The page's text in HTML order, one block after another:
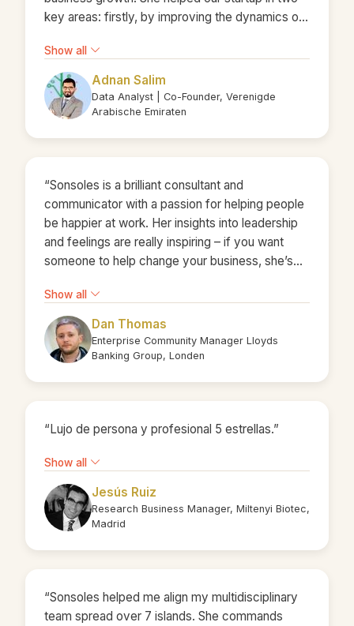
key areas: firstly, by improving the dynamics of
by refining our business model. Her prompt
advice to prioritize sales and hire a skilled
salesperson proved to be a game-changer for
our strategy. Sonsoles consistently
and directly applicable to the challenges at hand,
and it always makes sense. She is dedicated
and genuinely committed to the best interests of
those she advises, consistently going above
and beyond to maximize the impact of her
strategic insight, and genuine concern for
others' success sets her apart and makes her an
invaluable asset to any business venture."
Show all
Adnan Salim
Data Analyst | Co-Founder, Verenigde
Arabische Emiraten
“Sonsoles is a brilliant consultant and
communicator with a passion for helping people
be happier at work. Her insights into leadership
and feelings are really inspiring – if you want
someone to help change your business, she’s
Show all
Dan Thomas
Enterprise Community Manager Lloyds
Banking Group, Londen
“Lujo de persona y profesional 5 estrellas.”
Show all
Jesús Ruiz
Research Business Manager, Miltenyi Biotec,
Madrid
“Sonsoles helped me align my multidisciplinary
team spread over 7 islands. She commands